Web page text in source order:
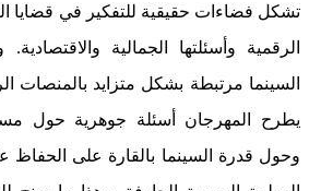
تشكل فضاءات حقيقية للتفكير في قضايا
الرقمية وأسئلتها الجمالية
السينما مرتبطة بشكل متزايد بالمنصات
يطرح المهرجان أسئلة جوهرية حول
وحول قدرة السينما بالقارة على الحفاظ